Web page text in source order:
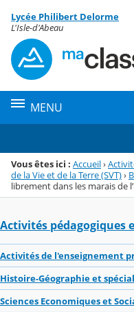
Menu de la rubrique
Contenu
Lycée Philibert Delorme
L'Isle-d'Abeau
MENU
Vous êtes ici : Accueil›
de la Vie et de la Terre (SVT)›
librement dans les marais de
Activités pédagogiques
Activités de l'enseignement
Histoire-Géographie et
Sciences Economiques et